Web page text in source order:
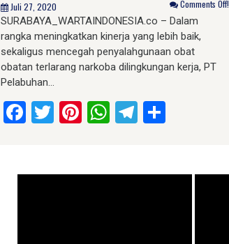
Juli 27, 2020 Comments Off!
SURABAYA_WARTAINDONESIA.co – Dalam
rangka meningkatkan kinerja yang lebih baik,
sekaligus mencegah penyalahgunaan obat
obatan terlarang narkoba dilingkungan kerja, PT
Pelabuhan…
Facebook
Twitter
Pinterest
WhatsApp
Telegram